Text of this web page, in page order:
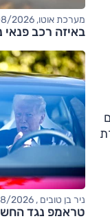
מערכת אוטו, 06/08/2026
באיזה רכב פנאי
ניר בן טובים , 06/08/2026
טראמפ נגד